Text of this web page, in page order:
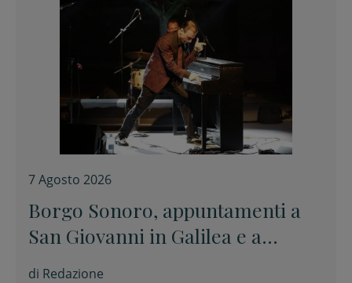
7 Agosto 2026
Borgo Sonoro, appuntamenti a
San Giovanni in Galilea e a
Savignano sul Rubicone
di Redazione